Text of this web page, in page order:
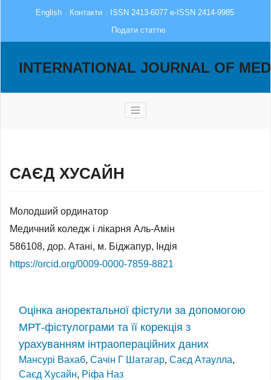
English Контакти
ISSN 2413-6077 e-ISSN 2414-9985
Подати статтю
INTERNATIONAL JOURNAL OF
САЄД ХУСАЙН
Молодший ординатор
Медичний коледж і лікарня Аль-Амін
586108, дор. Атані, м. Біджапур, Індія
https://orcid.org/0009-0000-7859-8821
Оцінка аноректальної фістули за допомогою
МРТ-фістулограми та її корекція з
урахуванням інтраопераційних даних
Мансурі Вахаб, Сачін Г Шатагар, Саєд Атаулла,
Саєд Хусайн, Ріфа Наз